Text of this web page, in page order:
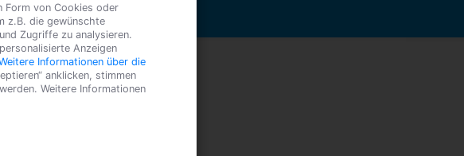
Die
Form von Cookies oder
z.B. die gewünschte
Zugriffe zu analysieren.
Anzeigen
Informationen über die
anklicken, stimmen
Weitere Informationen